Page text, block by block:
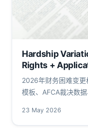
Hardship
Rights +
2026年财务困难变
模板、AFCA裁决数
23 May 2026